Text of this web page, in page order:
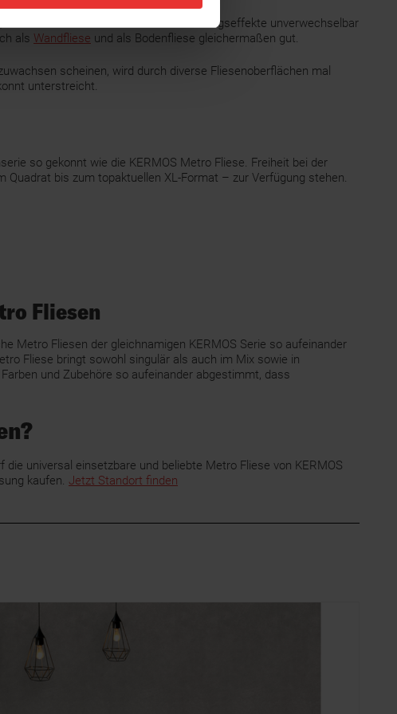
die dank der charakteristischen Maserungseffekte unverwechselbar
als Wandfliese und als Bodenfliese gleichermaßen gut.
scheinen, wird durch diverse Fliesenoberflächen mal
unterstreicht.
so gekonnt wie die KERMOS Metro Fliese. Freiheit bei der
bis zum topaktuellen XL-Format – zur Verfügung stehen.
Fliesen
Metro Fliesen der gleichnamigen KERMOS Serie so aufeinander
Fliese bringt sowohl singulär als auch im Mix sowie in
und Zubehöre so aufeinander abgestimmt, dass
universal einsetzbare und beliebte Metro Fliese von KERMOS
kaufen. Jetzt Standort finden